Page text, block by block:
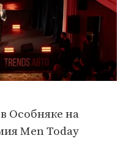
Особняке на
Men Today